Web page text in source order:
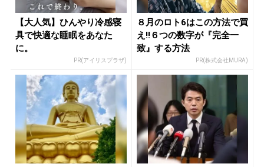
【大人気】ひんやり冷感寝
具で快適な睡眠をあなた
に。
PR(アイリスプラザ)
８月のロト6はこの方法で買
え!!６つの数字が『完全一
致』する方法
PR(株式会社MURA)